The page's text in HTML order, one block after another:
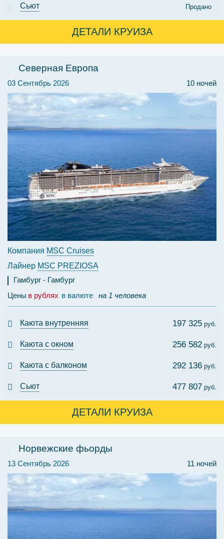
Сьют Продано
ДЕТАЛИ КРУИЗА
Северная Европа
10 ночей
03 Сентябрь 2026
Компания MSC Cruises
Лайнер MSC PREZIOSA
Гамбург
Гамбург
Цены в рублях в валюте на 1 человека
Каюта внутренняя 197 325 руб.
Каюта с окном 256 582 руб.
Каюта с балконом 292 136 руб.
Сьют 477 807 руб.
ДЕТАЛИ КРУИЗА
Норвежские фьорды
11 ночей
13 Сентябрь 2026